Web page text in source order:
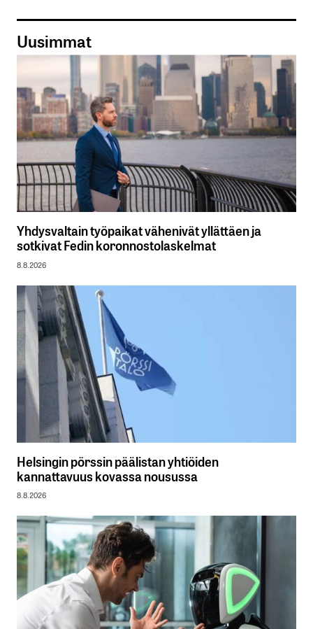
Uusimmat
Yhdysvaltain työpaikat vähenivät yllättäen ja
sotkivat Fedin koronnostolaskelmat
8.8.2026
Helsingin pörssin päälistan yhtiöiden
kannattavuus kovassa nousussa
8.8.2026